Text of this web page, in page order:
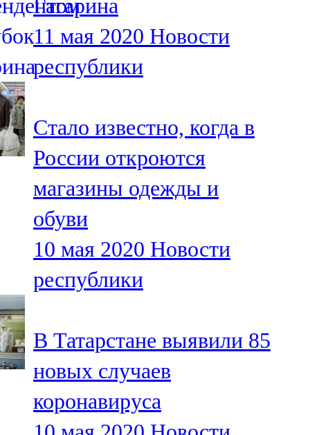
Гагарина
11 мая 2020 Новости
республики
Стало известно, когда в
России откроются
магазины одежды и
обуви
10 мая 2020 Новости
республики
В Татарстане выявили 85
новых случаев
коронавируса